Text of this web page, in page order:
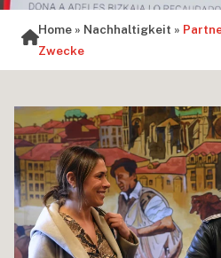
Home » Nachhaltigkeit »
Zwecke